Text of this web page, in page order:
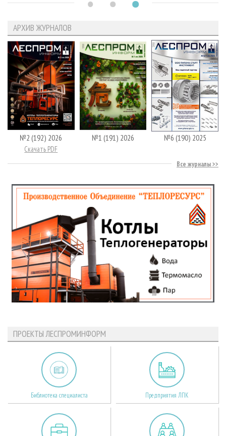
АРХИВ ЖУРНАЛОВ
№2 (192) 2026
Скачать PDF
№1 (191) 2026 №6 (190) 2025
Все журналы
ПРОЕКТЫ ЛЕСПРОМИНФОРМ
Библиотека специалиста Предприятия ЛПК